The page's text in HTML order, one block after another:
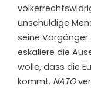
unschuldige
seine
eskaliere die
wolle, dass die
kommt. NATO